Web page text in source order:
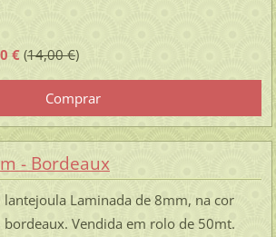
€(14,00 €)
- Bordeaux
lantejoula Laminada de 8mm, na cor
bordeaux. Vendida em rolo de 50mt.